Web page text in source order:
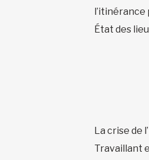
État des
La crise de
Travaillant